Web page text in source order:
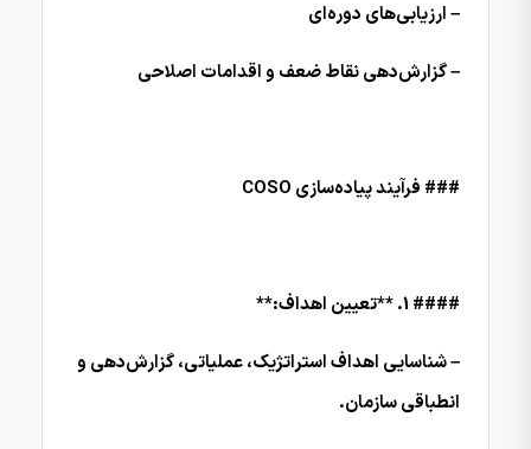
– ارزیابی‌های دوره‌ای
– گزارش‌دهی نقاط ضعف و اقدامات اصلاحی
### فرآیند پیاده‌سازی COSO
#### 1. **تعیین اهداف:**
– شناسایی اهداف استراتژیک، عملیاتی، گزارش‌دهی و
انطباقی سازمان.